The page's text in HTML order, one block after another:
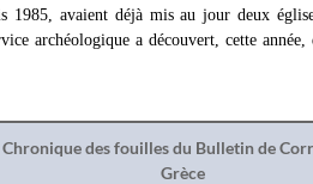
1985, avaient déjà mis au jour deux
archéologique a découvert, cette
des fouilles du Bulletin de
Grèce